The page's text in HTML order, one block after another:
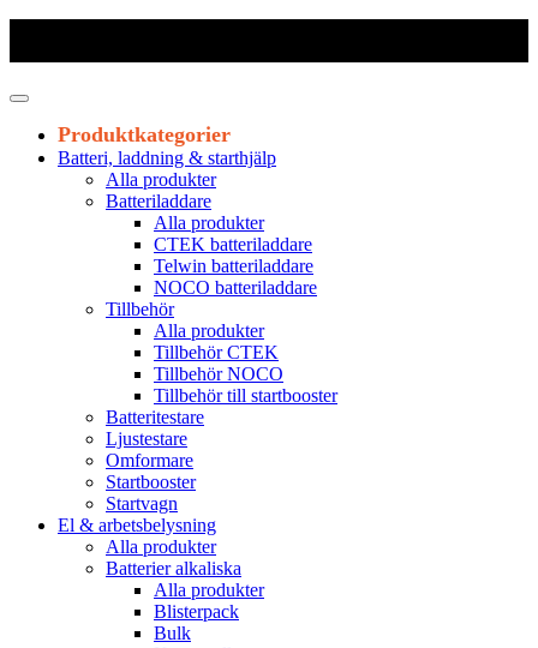
Produktkategorier
Batteri, laddning & starthjälp
Alla produkter
Batteriladdare
Alla produkter
CTEK batteriladdare
Telwin batteriladdare
NOCO batteriladdare
Tillbehör
Alla produkter
Tillbehör CTEK
Tillbehör NOCO
Tillbehör till startbooster
Batteritestare
Ljustestare
Omformare
Startbooster
Startvagn
El & arbetsbelysning
Alla produkter
Batterier alkaliska
Alla produkter
Blisterpack
Bulk